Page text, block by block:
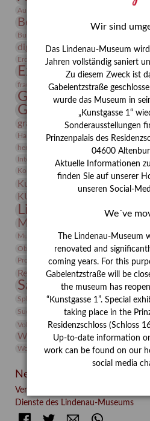
Ausstellung „Vier Winde“
Bernhard August von
Burg Posterstein
digitallabor Entartete Kunst
Erdmann Julius Dietrich
Erlebnisportal
Expressionismus
frauen Frauen in der Antike und
Gerhard-
Gerhard Altenbourg
grafische sammlung
Hanns-Conon von der Gabelentz
herman de vries Humboldt
Insekten
Integriertes Schädlingsmanagement
Kolosseum
Kunstmuseum
KUNSTWAND
Lindenau-Museum
Museumsgeschichte
Museumspädagogik Mäzen Napoleon
Objekt im Fokus
Paul Klee Peter
Provenienz
Restaurierung Restitution Rudi
Sammlung Samstagszeichner
Sphinx
studio Studio
Suermondt-Ludwig-Museum
Volontariat
Walter Rheiner
Werkbetrachtung Winter
Wolf und Hund
Zirkuswoche
Neueste Beiträge
Verschenkt, verkauft, vergessen? –
Dienste des Lindenau-Museums
FacebookTwitter E-mail
Wir sind
Das Lindenau-Museum
Jahren vollständig saniert
Zu diesem Zweck ist
Gabelentzstraße
wurde das Museum in
„Kunstgasse 1“
Sonderausstellungen
Prinzenpalais des
04600
Aktuelle Informationen
finden Sie auf unserer
unseren Social-
We´ve
The Lindenau-Museum
renovated and
coming years. For this
Gabelentzstraße will be
the museum has
“Kunstgasse 1”. Special
taking place in the
Residenzschloss (Schloss
Up-to-date information
work can be found on our
social media